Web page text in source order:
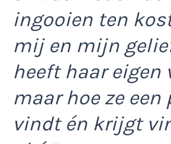
ingooien ten
mij en mijn
heeft haar eigen
maar hoe ze
vindt én krijgt